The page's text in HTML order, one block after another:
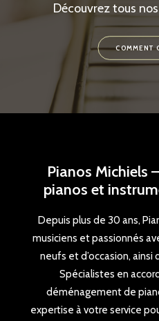
Découvrez tous
COMMENT
Pianos Michiels
pianos et
Depuis plus de 30 ans,
musiciens et passionnés
neufs et d’occasion, ainsi
Spécialistes en
déménagement de
expertise à votre service